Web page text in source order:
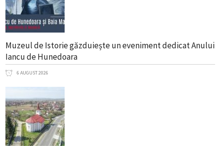
Muzeul de Istorie găzduiește un eveniment dedicat Anului
Iancu de Hunedoara
6 AUGUST 2026